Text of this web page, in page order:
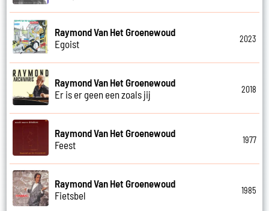
Raymond Van Het Groenewoud
Egoist
2023
Raymond Van Het Groenewoud
Er is er geen een zoals jij
2018
Raymond Van Het Groenewoud
Feest
1977
Raymond Van Het Groenewoud
Fietsbel
1985